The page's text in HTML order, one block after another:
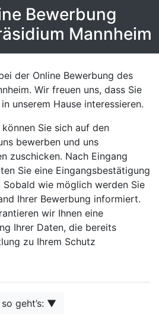
Bewerbung
Mannheim
der Online Bewerbung des
Wir freuen uns, dass Sie
unserem Hause interessieren.
Sie sich auf den
bewerben und uns
zuschicken. Nach Eingang
Sie eine Eingangsbestätigung
wie möglich werden Sie
Ihrer Bewerbung informiert.
wir Ihnen eine
Ihrer Daten, die bereits
zu Ihrem Schutz
geht’s: ▼